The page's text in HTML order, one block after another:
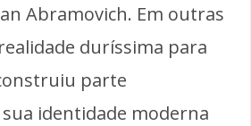
Abramovich. Em outras
duríssima para
parte
identidade moderna